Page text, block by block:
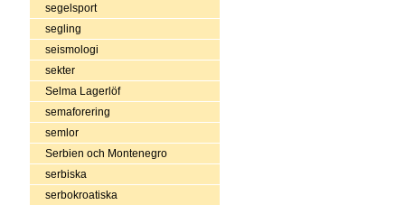
segelsport
segling
seismologi
sekter
Selma Lagerlöf
semaforering
semlor
Serbien och Montenegro
serbiska
serbokroatiska